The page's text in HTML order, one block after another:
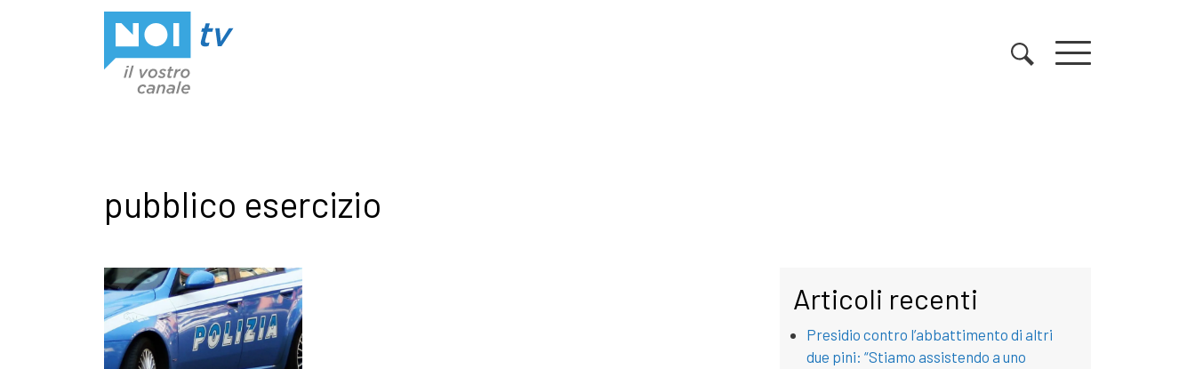
pubblico esercizio
Articoli recenti
Presidio contro l’abbattimento di altri
due pini: “Stiamo assistendo a uno